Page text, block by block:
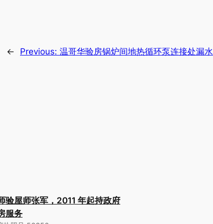
← Previous: 温哥华验房锅炉间地热循环泵连接处漏水
验屋师张军，2011 年起持政府
服务